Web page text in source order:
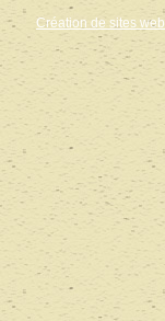
Création de sites web